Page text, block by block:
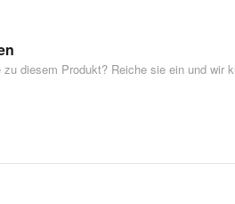
zu diesem Produkt? Reiche sie ein und wir